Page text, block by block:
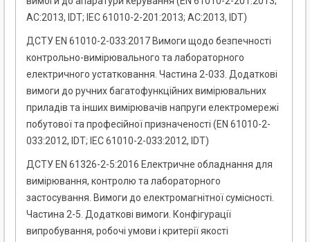
AC:2013, IDT; IEC 61010-2-201:2013; AC:2013, IDT)
ДСТУ EN 61010-2-033:2017 Вимоги щодо безпечності
контрольно-вимірювального та лабораторного
електричного устатковання. Частина 2-033. Додаткові
вимоги до ручних багатофункційних вимірювальних
приладів та інших вимірювачів напруги електромережі
побутової та професійної призначеності (EN 61010-2-
033:2012, IDT; IEC 61010-2-033:2012, IDT)
ДСТУ EN 61326-2-5:2016 Електричне обладнання для
вимірювання, контролю та лабораторного
застосування. Вимоги до електромагнітної сумісності.
Частина 2-5. Додаткові вимоги. Конфігурації
випробування, робочі умови і критерії якості